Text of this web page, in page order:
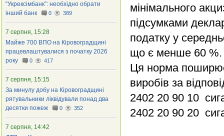
мінімального
підсумками
податку у
що є менше 60 %.
Ця норма
виробів за
2402 20 90 10
2402 20 90 20
“Укрексімбанк”: необхідно обрати
інший банк
0 389
7 серпня, 15:28
Майже 700 ВПО на Кіровоградщині
працевлаштувалися з початку 2026
року
0 417
7 серпня, 15:15
За минулу добу на Кіровоградщині
рятувальники ліквідували понад два
десятки пожеж
0 352
7 серпня, 14:42